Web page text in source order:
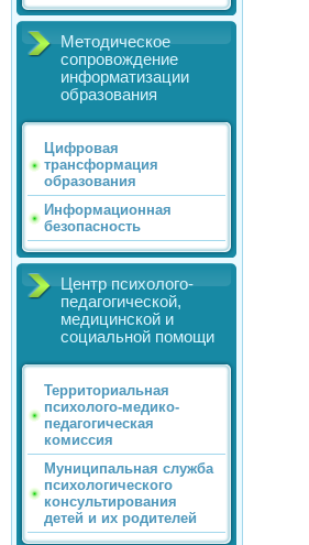
Методическое
сопровождение
информатизации
образования
Цифровая
трансформация
образования
Информационная
безопасность
Центр психолого-
педагогической,
медицинской и
социальной помощи
Территориальная
психолого-медико-
педагогическая
комиссия
Муниципальная служба
психологического
консультирования
детей и их родителей